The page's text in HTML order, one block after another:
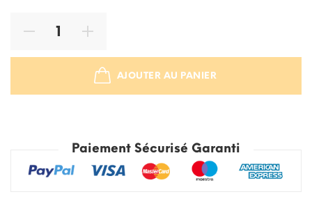
AJOUTER AU PANIER
Paiement Sécurisé Garanti